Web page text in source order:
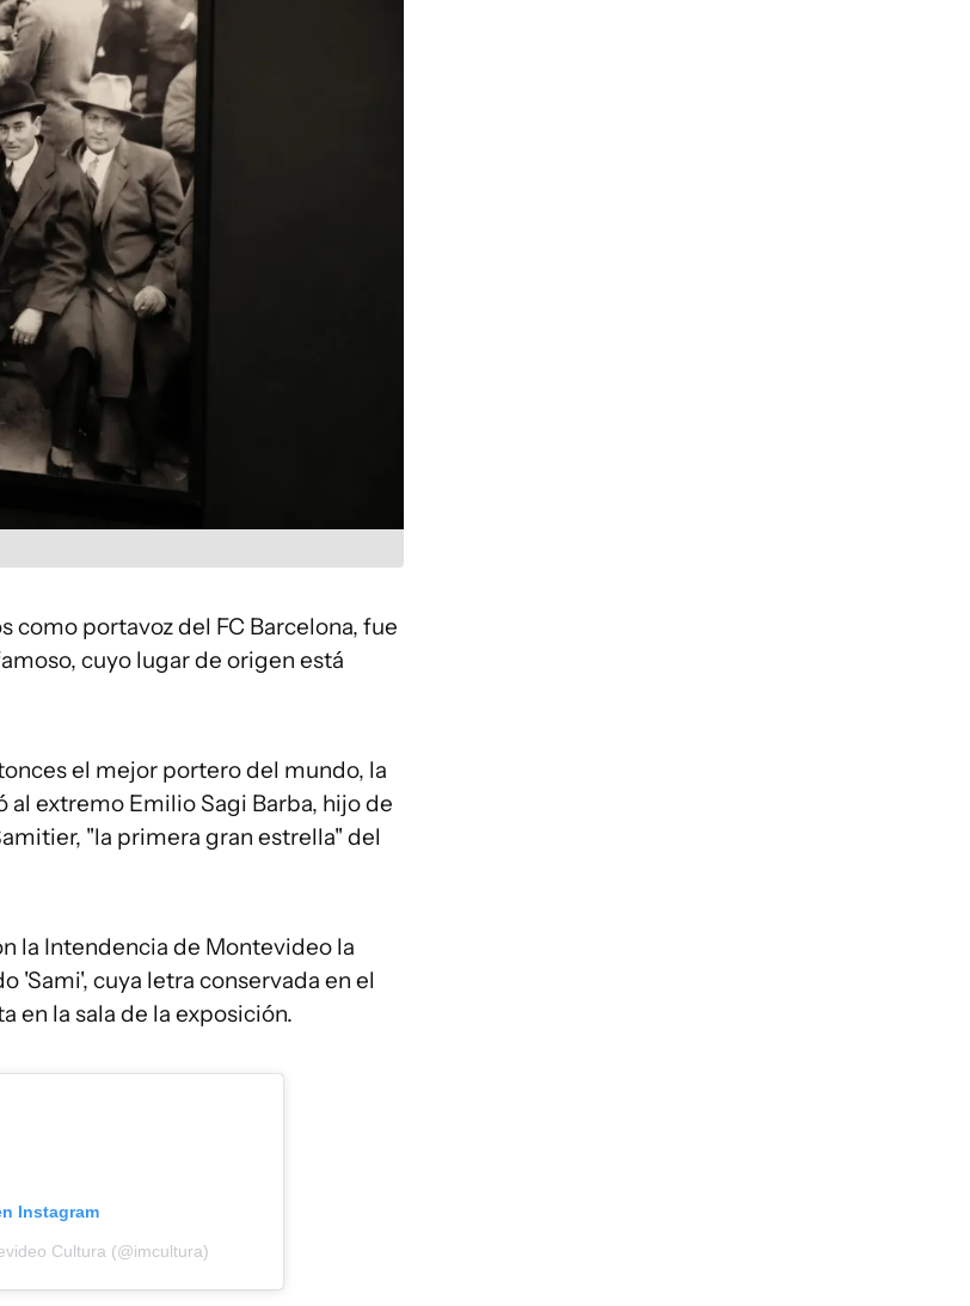
como portavoz del FC Barcelona, fue
cuyo lugar de origen está
el mejor portero del mundo, la
al extremo Emilio Sagi Barba, hijo de
"la primera gran estrella" del
la Intendencia de Montevideo la
'Sami', cuya letra conservada en el
en la sala de la exposición.
Instagram
Cultura (@imcultura)